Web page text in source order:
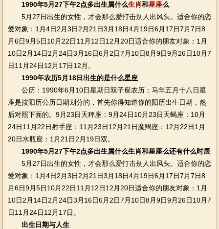
1990年5月27下午2点多出生属什么生肖和星座么
5月27日出生的女性，才会那么爱打击别人出风头。适合你的恋
爱对象：1月4日2月3日2月21日3月18日4月19日6月17日7月7日8
月6日9月5日10月22日11月12日12月20日适合你的朋友对象：1月
10日2月14日2月24日3月16日6月2日7月10日8月9日9月26日10月7
日11月24日12月17日12月。
1990年农历5月18日出生的是什么星座
公历：1990年6月10日星期日双子座农历：马年五月十八日星
座是按阳历公历日期划分的，首先你得知道你的阳历出生日期，然
后对照下面的。9月23日天秤座：9月24日10月23日天蝎座：10月
24日11月22日射手座：11月23日12月21日魔羯座：12月22日1月
20日水瓶座：1月21日2月19日双。
1990年5月27下午2点多出生属什么生肖和星座么还有什么时辰
5月27日出生的女性，才会那么爱打击别人出风头。适合你的恋
爱对象：1月4日2月3日2月21日3月18日4月19日6月17日7月7日8
月6日9月5日10月22日11月12日12月20日适合你的朋友对象：1月
10日2月14日2月24日3月16日6月2日7月10日8月9日9月26日10月7
日11月24日12月17日。
出生日期与人生